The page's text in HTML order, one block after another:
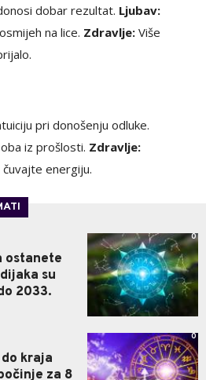
dobar rezultat. Ljubav:
na lice. Zdravlje: Više
pri donošenju odluke.
iz prošlosti. Zdravlje:
energiju.
ostanete
su
2033.
0
kraja
za 8
0